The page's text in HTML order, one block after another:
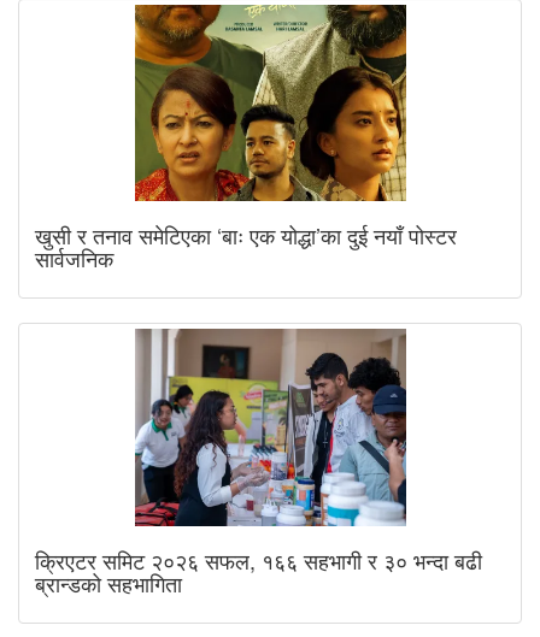
खुसी र तनाव समेटिएका ‘बाः एक योद्धा’का दुई नयाँ पोस्टर
सार्वजनिक
क्रिएटर समिट २०२६ सफल, १६६ सहभागी र ३० भन्दा बढी
ब्रान्डको सहभागिता